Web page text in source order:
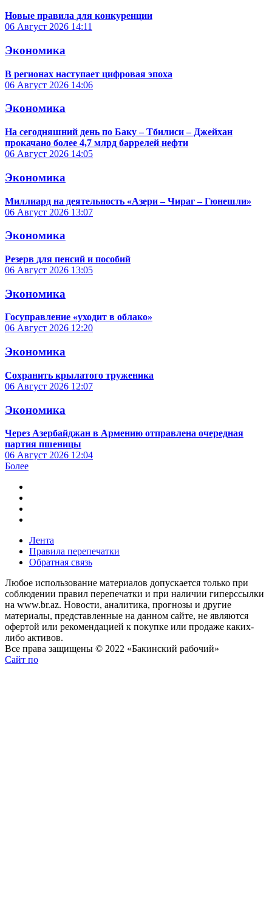
Новые правила для конкуренции
06 Август 2026 14:11
Экономика
В регионах наступает цифровая эпоха
06 Август 2026 14:06
Экономика
На сегодняшний день по Баку – Тбилиси – Джейхан
прокачано более 4,7 млрд баррелей нефти
06 Август 2026 14:05
Экономика
Миллиард на деятельность «Азери – Чираг – Гюнешли»
06 Август 2026 13:07
Экономика
Резерв для пенсий и пособий
06 Август 2026 13:05
Экономика
Госуправление «уходит в облако»
06 Август 2026 12:20
Экономика
Сохранить крылатого труженика
06 Август 2026 12:07
Экономика
Через Азербайджан в Армению отправлена очередная
партия пшеницы
06 Август 2026 12:04
Более
Лента
Правила перепечатки
Обратная связь
Любое использование материалов допускается только при
соблюдении правил перепечатки и при наличии гиперссылки
на www.br.az. Новости, аналитика, прогнозы и другие
материалы, представленные на данном сайте, не являются
офертой или рекомендацией к покупке или продаже каких-
либо активов.
Все права защищены © 2022 «Бакинский рабочий»
Сайт по